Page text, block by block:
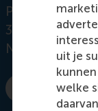
uit je
welke
Postbus 1738
3000 DR
Netherlands
E-mail